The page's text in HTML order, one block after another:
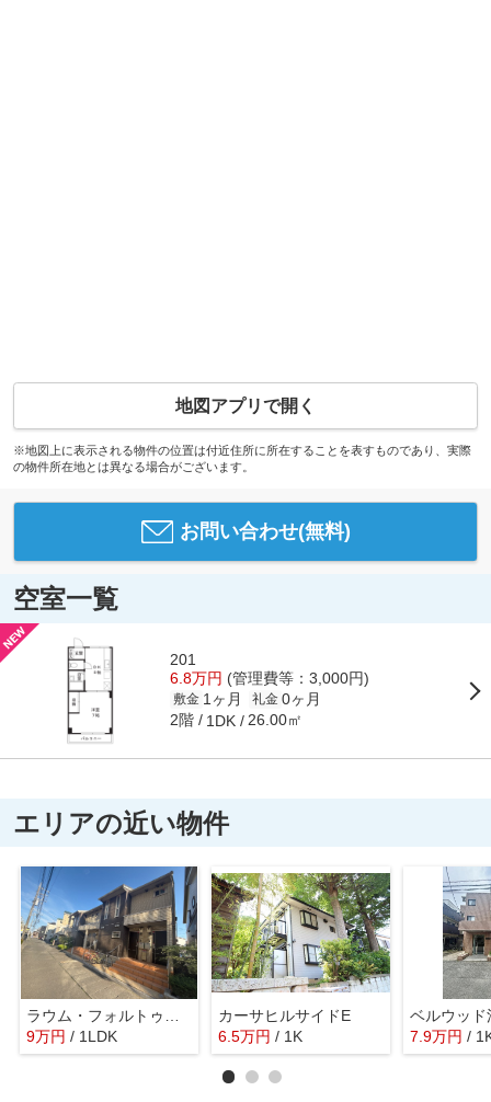
地図アプリで開く
※地図上に表示される物件の位置は付近住所に所在することを表すものであり、実際
の物件所在地とは異なる場合がございます。
お問い合わせ(無料)
空室一覧
201
6.8万円 (管理費等：3,000円)
敷金 1ヶ月 礼金 0ヶ月
2階 1DK 26.00㎡
エリアの近い物件
9万円 / 1LDK
カーサヒルサイドE
6.5万円 / 1K
ベルウッド
7.9万円 /